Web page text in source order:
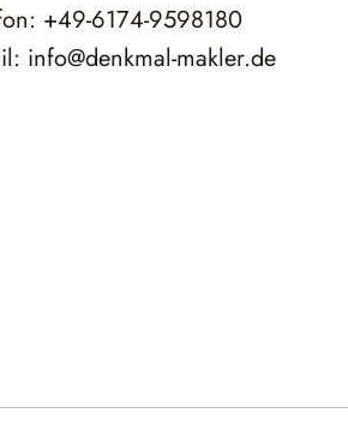
+49-6174-9598180
info@denkmal-makler.de